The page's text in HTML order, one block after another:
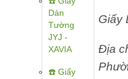
Dán
Tường
JYJ -
XAVIA
☎️ Giấy
Giấy
Địa